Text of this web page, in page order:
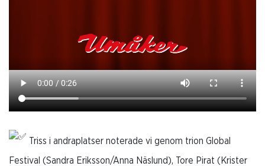
Triss i andraplatser noterade vi genom trion Global
Festival (Sandra Eriksson/Anna Näslund), Tore Pirat (Krister